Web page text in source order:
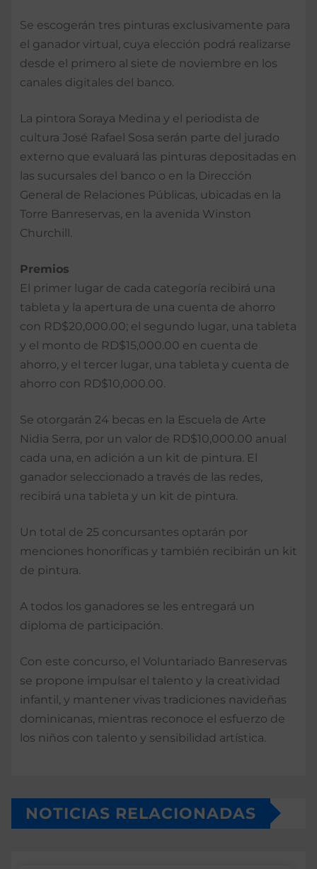
Se escogerán tres pinturas exclusivamente para
el ganador virtual, cuya elección podrá realizarse
desde el primero al siete de noviembre en los
canales digitales del banco.
La pintora Soraya Medina y el periodista de
cultura José Rafael Sosa serán parte del jurado
externo que evaluará las pinturas depositadas en
las sucursales del banco o en la Dirección
General de Relaciones Públicas, ubicadas en la
Torre Banreservas, en la avenida Winston
Churchill.
Premios
El primer lugar de cada categoría recibirá una
tableta y la apertura de una cuenta de ahorro
con RD$20,000.00; el segundo lugar, una tableta
y el monto de RD$15,000.00 en cuenta de
ahorro, y el tercer lugar, una tableta y cuenta de
ahorro con RD$10,000.00.
Se otorgarán 24 becas en la Escuela de Arte
Nidia Serra, por un valor de RD$10,000.00 anual
cada una, en adición a un kit de pintura. El
ganador seleccionado a través de las redes,
recibirá una tableta y un kit de pintura.
Un total de 25 concursantes optarán por
menciones honoríficas y también recibirán un kit
de pintura.
A todos los ganadores se les entregará un
diploma de participación.
Con este concurso, el Voluntariado Banreservas
se propone impulsar el talento y la creatividad
infantil, y mantener vivas tradiciones navideñas
dominicanas, mientras reconoce el esfuerzo de
los niños con talento y sensibilidad artística.
NOTICIAS RELACIONADAS